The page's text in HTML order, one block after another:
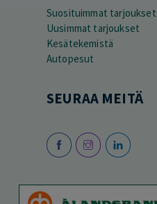
Suosituimmat tarjoukset
Uusimmat tarjoukset
Kesätekemistä
Autopesut
SEURAA MEITÄ